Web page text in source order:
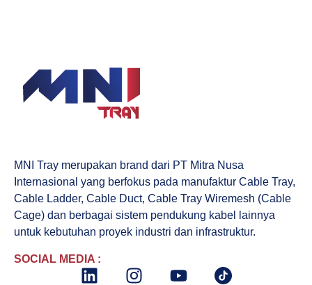
MNI Tray merupakan brand dari PT Mitra Nusa
Internasional yang berfokus pada manufaktur Cable Tray,
Cable Ladder, Cable Duct, Cable Tray Wiremesh (Cable
Cage) dan berbagai sistem pendukung kabel lainnya
untuk kebutuhan proyek industri dan infrastruktur.
SOCIAL MEDIA :